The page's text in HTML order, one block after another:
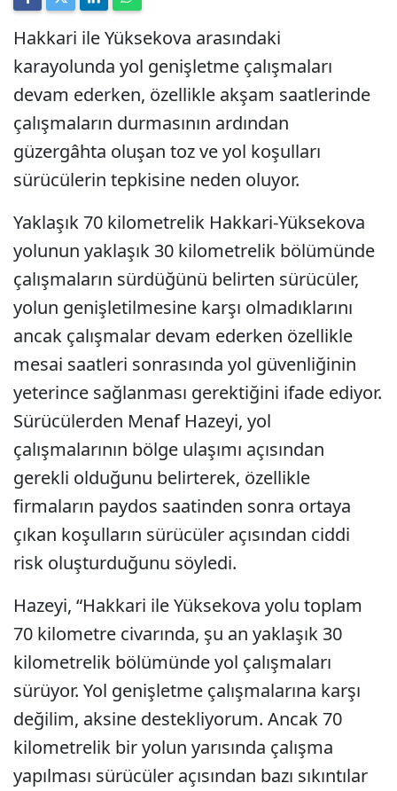
Hakkari ile Yüksekova arasındaki
karayolunda yol genişletme çalışmaları
devam ederken, özellikle akşam saatlerinde
çalışmaların durmasının ardından
güzergâhta oluşan toz ve yol koşulları
sürücülerin tepkisine neden oluyor.
Yaklaşık 70 kilometrelik Hakkari-Yüksekova
yolunun yaklaşık 30 kilometrelik bölümünde
çalışmaların sürdüğünü belirten sürücüler,
yolun genişletilmesine karşı olmadıklarını
ancak çalışmalar devam ederken özellikle
mesai saatleri sonrasında yol güvenliğinin
yeterince sağlanması gerektiğini ifade ediyor.
Sürücülerden Menaf Hazeyi, yol
çalışmalarının bölge ulaşımı açısından
gerekli olduğunu belirterek, özellikle
firmaların paydos saatinden sonra ortaya
çıkan koşulların sürücüler açısından ciddi
risk oluşturduğunu söyledi.
Hazeyi, “Hakkari ile Yüksekova yolu toplam
70 kilometre civarında, şu an yaklaşık 30
kilometrelik bölümünde yol çalışmaları
sürüyor. Yol genişletme çalışmalarına karşı
değilim, aksine destekliyorum. Ancak 70
kilometrelik bir yolun yarısında çalışma
yapılması sürücüler açısından bazı sıkıntılar